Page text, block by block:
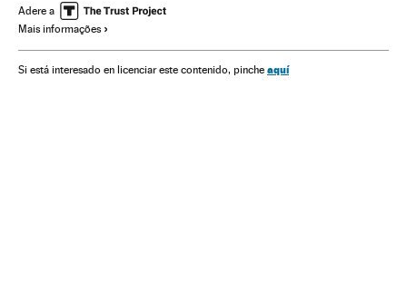
Disturbios raciales
Adere a
Mais informações
Si está interesado en licenciar este contenido, pinche aquí